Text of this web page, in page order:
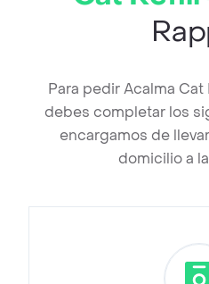
Para pedir Acalma
debes completar los
encargamos de
domicilio a